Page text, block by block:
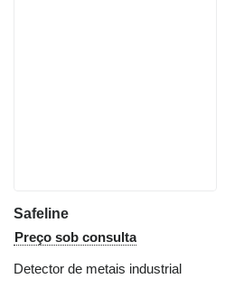
Safeline
Preço sob consulta
Detector de metais industrial